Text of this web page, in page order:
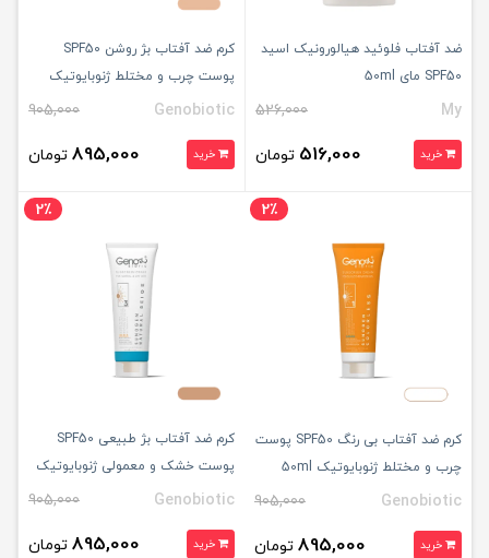
ضد آفتاب فلوئید هیالورونیک اسید
SPF50 مای 50ml
My
526,000
خرید 516,000 تومان
کرم ضد آفتاب بژ روشن SPF50
پوست چرب و مختلط ژنوبایوتیک
50ml
Genobiotic
905,000
خرید 895,000 تومان
2٪
کرم ضد آفتاب بی رنگ SPF50 پوست
چرب و مختلط ژنوبایوتیک 50ml
Genobiotic
905,000
خرید 895,000 تومان
2٪
کرم ضد آفتاب بژ طبیعی SPF50
پوست خشک و معمولی ژنوبایوتیک
50ml
Genobiotic
905,000
خرید 895,000 تومان